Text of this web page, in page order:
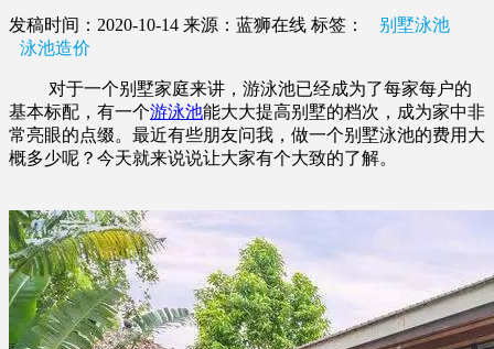
发稿时间：2020-10-14 来源：蓝狮在线 标签：
别墅泳池
泳池造价
对于一个别墅家庭来讲，游泳池已经成为了每家每户的
基本标配，有一个游泳池能大大提高别墅的档次，成为家中非
常亮眼的点缀。最近有些朋友问我，做一个别墅泳池的费用大
概多少呢？今天就来说说让大家有个大致的了解。